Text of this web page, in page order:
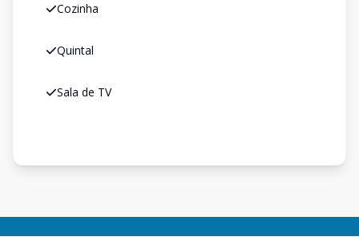
Cozinha
Quintal
Sala de TV